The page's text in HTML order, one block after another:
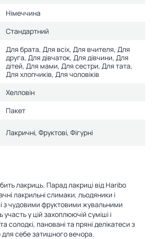
Німеччина
Стандартний
Для брата, Для всіх, Для вчителя, Для
друга, Для дівчаток, Для дівчини, Для
дітей, Для мами, Для сестри, Для тата,
Для хлопчиків, Для чоловіків
Хелловін
Пакет
Лакричні, Фруктові, Фігурні
лакриць. Парад лакриці від Haribo
лакрильні слимаки, льодяники і
з чудовими фруктовими жувальними
у цій захоплюючій суміші і
солодкі, пановані та пряні делікатеси з
для себе затишного вечора.